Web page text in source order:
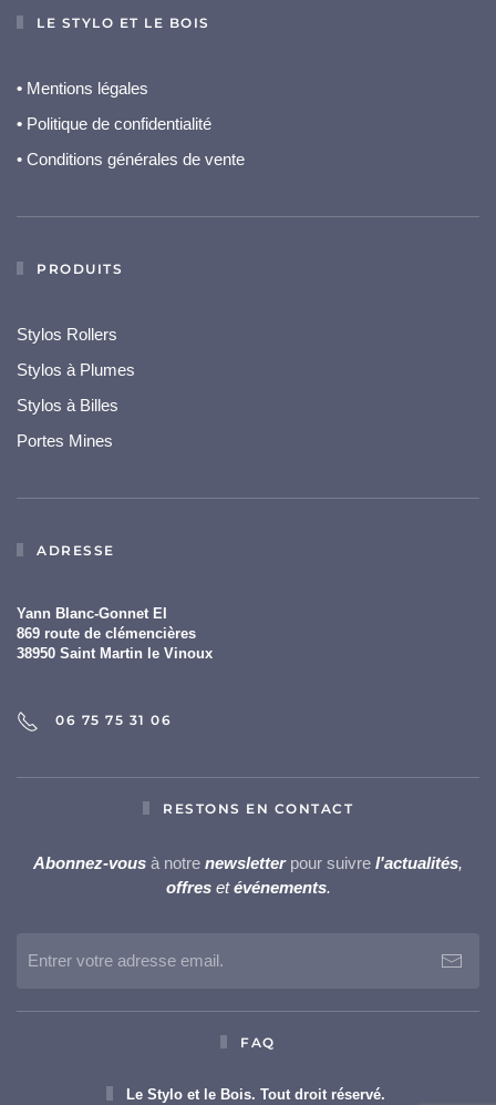
LE STYLO ET LE BOIS
• Mentions légales
• Politique de confidentialité
• Conditions générales de vente
PRODUITS
Stylos Rollers
Stylos à Plumes
Stylos à Billes
Portes Mines
ADRESSE
Yann Blanc-Gonnet EI
869 route de clémencières
38950 Saint Martin le Vinoux
06 75 75 31 06
RESTONS EN CONTACT
Abonnez-vous à notre newsletterpour suivre l'actualités,
offresetévénements.
FAQ
Le Stylo et le Bois. Tout droit réservé.